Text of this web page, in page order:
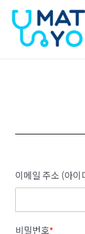
건너뛰기
이메일 주소 (아이
비밀번호*